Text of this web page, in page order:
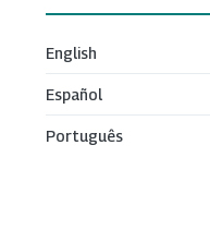
English
Español
Português